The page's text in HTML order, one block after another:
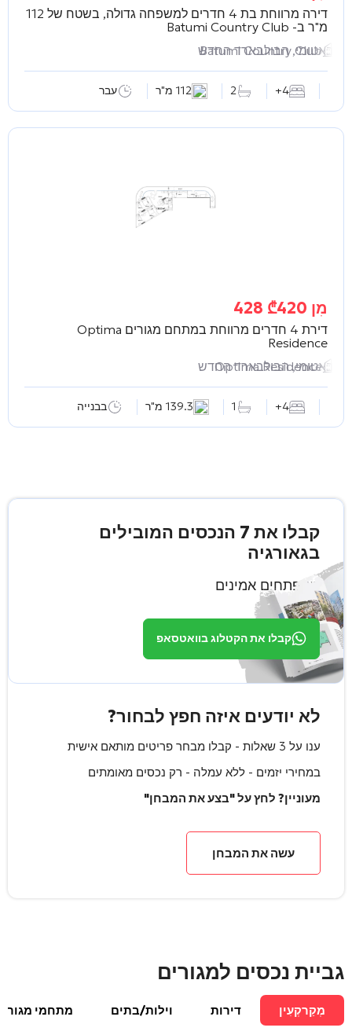
דירה מרווחת בת 4 חדרים למשפחה גדולה, בשטח של 112
מ"ר ב-
באטומי, הבולבארד החדש
Batumi Country Club
4+
2 112 מ"ר עבר
מִן ₾420 428
דירת 4 חדרים מרווחת במתחם מגורים
Optima
Residence
באטומי, הבולבארד החדש
Optima Residence
4+
1 139.3 מ"ר בבנייה
קבלו את 7 הנכסים המובילים
בגאורגיה
ממפתחים אמינים
קבלו את הקטלוג בוואטסאפ
לא יודעים איזה חפץ לבחור?
ענו על 3 שאלות - קבלו מבחר פריטים מותאם אישית
במחירי יזמים - ללא עמלה - רק נכסים מאומתים
מעוניין? לחץ על "בצע את המבחן"
עשה את המבחן
גביית נכסים למגורים
מְקַרקְעִין דירות וילות/בתים מתחמי